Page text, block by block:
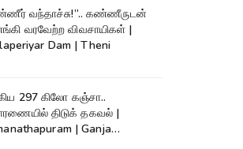
வந்தாச்சு!”.. கண்ணீருடன்
வரவேற்ற விவசாயிகள் |
Dam | Theni
297 கிலோ கஞ்சா..
திடுக் தகவல் |
| Ganja